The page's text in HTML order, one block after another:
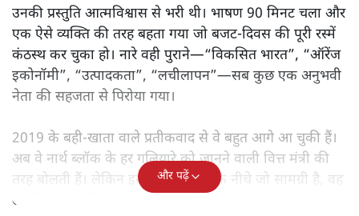
और ठहरे फैसलों के बीच बजट की आलोचनात्मक समीक्षा पढ़िए।
बजट पेश करने उठीं तो वे आसानी से रिकॉर्ड बुक में दर्ज हो गईं।
लेकिन उसके बाद जो आया, उसने साफ़ दिखा दिया कि बिना
नएपन के सिर्फ़ सहनशक्ति कितनी दूर तक ले जा सकती है।